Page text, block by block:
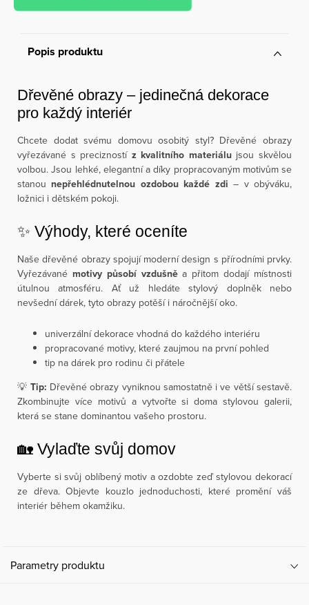
Popis produktu
Dřevěné obrazy – jedinečná dekorace
pro každý interiér
Chcete dodat svému domovu osobitý styl? Dřevěné obrazy
vyřezávané s preciznostíz kvalitního materiálujsou skvělou
volbou. Jsou lehké, elegantní a díky propracovaným motivům se
stanou nepřehlédnutelnou ozdobou každé zdi – v obýváku,
ložnici i dětském pokoji.
✨ Výhody, které oceníte
Naše dřevěné obrazy spojují moderní design s přírodními prvky.
Vyřezávané motivy působí vzdušněa přitom dodají místnosti
útulnou atmosféru. Ať už hledáte stylový doplněk nebo
nevšední dárek, tyto obrazy potěší i náročnější oko.
univerzální dekorace vhodná do každého interiéru
propracované motivy, které zaujmou na první pohled
tip na dárek pro rodinu či přátele
💡 Tip: Dřevěné obrazy vyniknou samostatně i ve větší sestavě.
Zkombinujte více motivů a vytvořte si doma stylovou galerii,
která se stane dominantou vašeho prostoru.
🏡 Vylaďte svůj domov
Vyberte si svůj oblíbený motiv a ozdobte zeď stylovou dekorací
ze dřeva. Objevte kouzlo jednoduchosti, které promění váš
interiér během okamžiku.
Parametry produktu